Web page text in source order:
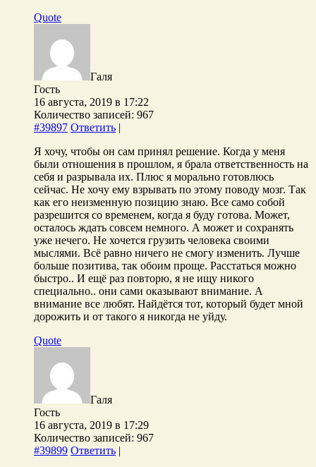
Quote
Галя
Гость
16 августа, 2019 в 17:22
Количество записей: 967
#39897 Ответить |
Я хочу, чтобы он сам принял решение. Когда у меня
были отношения в прошлом, я брала ответственность на
себя и разрывала их. Плюс я морально готовлюсь
сейчас. Не хочу ему взрывать по этому поводу мозг. Так
как его неизменную позицию знаю. Все само собой
разрешится со временем, когда я буду готова. Может,
осталось ждать совсем немного. А может и сохранять
уже нечего. Не хочется грузить человека своими
мыслями. Всё равно ничего не смогу изменить. Лучше
больше позитива, так обоим проще. Расстаться можно
быстро.. И ещё раз повторю, я не ищу никого
специально.. они сами оказывают внимание. А
внимание все любят. Найдётся тот, который будет мной
дорожить и от такого я никогда не уйду.
Quote
Галя
Гость
16 августа, 2019 в 17:29
Количество записей: 967
#39899 Ответить |